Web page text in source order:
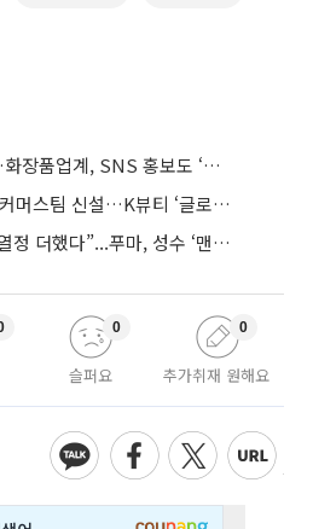
“보기만 하는 광고 끝“…화장품업계, SNS 홍보도 ‘참여형 콘텐츠’로 변모
신설…K뷰티 ‘글로벌 판매망’ 확대 속도
“한국적 감성에 英 축구열정 더했다”...푸마, 성수 ‘맨시티 하우스’ 팝업
슬퍼요
0
추가취재 원해요
0